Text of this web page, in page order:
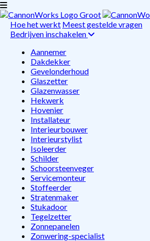
Hoe het werkt Meest gestelde vragen
Bedrijven inschakelen
Aannemer
Dakdekker
Gevelonderhoud
Glaszetter
Glazenwasser
Hekwerk
Hovenier
Installateur
Interieurbouwer
Interieurstylist
Isoleerder
Schilder
Schoorsteenveger
Servicemonteur
Stoffeerder
Stratenmaker
Stukadoor
Tegelzetter
Zonnepanelen
Zonwering-specialist